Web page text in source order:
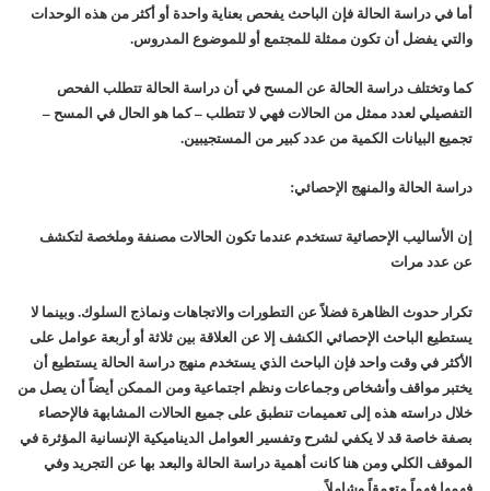
أما في دراسة الحالة فإن الباحث يفحص بعناية واحدة أو أكثر من هذه الوحدات
والتي يفضل أن تكون ممثلة للمجتمع أو للموضوع المدروس.
كما وتختلف دراسة الحالة عن المسح في أن دراسة الحالة تتطلب الفحص
التفصيلي لعدد ممثل من الحالات فهي لا تتطلب – كما هو الحال في المسح –
تجميع البيانات الكمية من عدد كبير من المستجيبين.
دراسة الحالة والمنهج الإحصائي:
إن الأساليب الإحصائية تستخدم عندما تكون الحالات مصنفة وملخصة لتكشف
عن عدد مرات
تكرار حدوث الظاهرة فضلاً عن التطورات والاتجاهات ونماذج السلوك. وبينما لا
يستطيع الباحث الإحصائي الكشف إلا عن العلاقة بين ثلاثة أو أربعة عوامل على
الأكثر في وقت واحد فإن الباحث الذي يستخدم منهج دراسة الحالة يستطيع أن
يختبر مواقف وأشخاص وجماعات ونظم اجتماعية ومن الممكن أيضاً أن يصل من
خلال دراسته هذه إلى تعميمات تنطبق على جميع الحالات المشابهة فالإحصاء
بصفة خاصة قد لا يكفي لشرح وتفسير العوامل الديناميكية الإنسانية المؤثرة في
الموقف الكلي ومن هنا كانت أهمية دراسة الحالة والبعد بها عن التجريد وفي